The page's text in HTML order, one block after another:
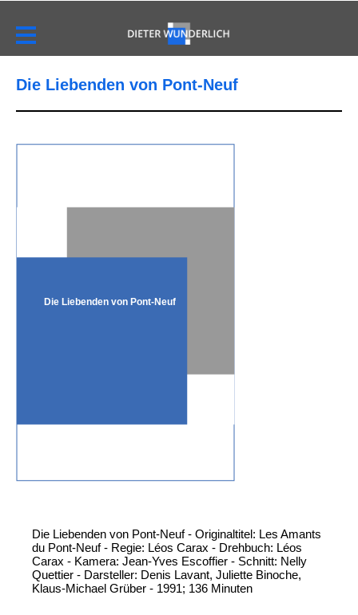
Die Liebenden von Pont-Neuf
Die Liebenden von Pont-Neuf
Die Liebenden von Pont-Neuf - Originaltitel: Les Amants
du Pont-Neuf - Regie: Léos Carax - Drehbuch: Léos
Carax - Kamera: Jean-Yves Escoffier - Schnitt: Nelly
Quettier - Darsteller: Denis Lavant, Juliette Binoche,
Klaus-Michael Grüber - 1991; 136 Minuten